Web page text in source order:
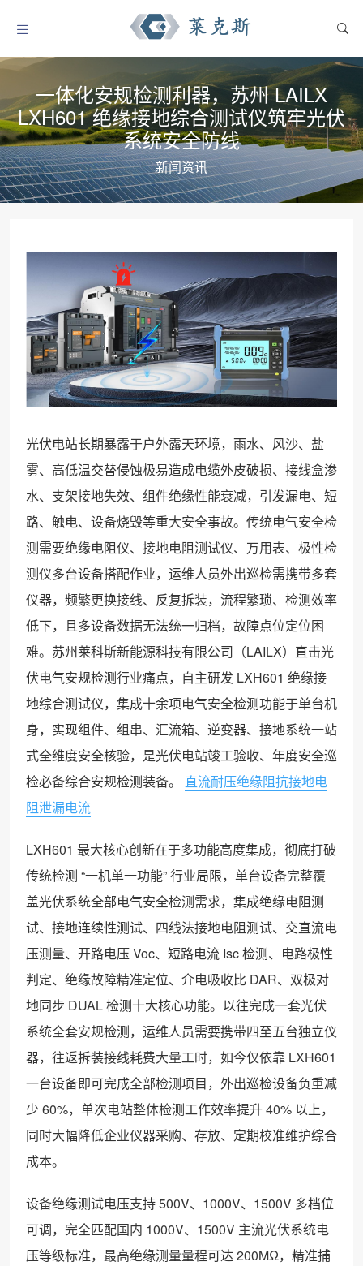
一体化安规检测利器，苏州 LAILX
LXH601 绝缘接地综合测试仪筑牢光伏
系统安全防线
新闻资讯
光伏电站长期暴露于户外露天环境，雨水、风沙、盐
雾、高低温交替侵蚀极易造成电缆外皮破损、接线盒渗
水、支架接地失效、组件绝缘性能衰减，引发漏电、短
路、触电、设备烧毁等重大安全事故。传统电气安全检
测需要绝缘电阻仪、接地电阻测试仪、万用表、极性检
测仪多台设备搭配作业，运维人员外出巡检需携带多套
仪器，频繁更换接线、反复拆装，流程繁琐、检测效率
低下，且多设备数据无法统一归档，故障点位定位困
难。苏州莱科斯新能源科技有限公司（LAILX）直击光
伏电气安规检测行业痛点，自主研发 LXH601 绝缘接
地综合测试仪，集成十余项电气安全检测功能于单台机
身，实现组件、组串、汇流箱、逆变器、接地系统一站
式全维度安全核验，是光伏电站竣工验收、年度安全巡
检必备综合安规检测装备。
直流耐压绝缘阻抗接地电
阻泄漏电流
LXH601 最大核心创新在于多功能高度集成，彻底打破
传统检测 “一机单一功能” 行业局限，单台设备完整覆
盖光伏系统全部电气安全检测需求，集成绝缘电阻测
试、接地连续性测试、四线法接地电阻测试、交直流电
压测量、开路电压 Voc、短路电流 Isc 检测、电路极性
判定、绝缘故障精准定位、介电吸收比 DAR、双极对
地同步 DUAL 检测十大核心功能。以往完成一套光伏
系统全套安规检测，运维人员需要携带四至五台独立仪
器，往返拆装接线耗费大量工时，如今仅依靠 LXH601
一台设备即可完成全部检测项目，外出巡检设备负重减
少 60%，单次电站整体检测工作效率提升 40% 以上，
同时大幅降低企业仪器采购、存放、定期校准维护综合
成本。
设备绝缘测试电压支持 500V、1000V、1500V 多档位
可调，完全匹配国内 1000V、1500V 主流光伏系统电
压等级标准，最高绝缘测量量程可达 200MΩ，精准捕